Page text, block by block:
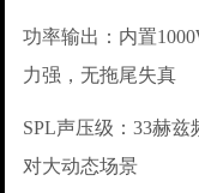
功率输出：内置
力强，无拖尾失真
SPL声压级：33赫
对大动态场景